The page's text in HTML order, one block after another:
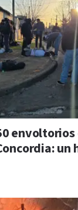
envoltorios
un